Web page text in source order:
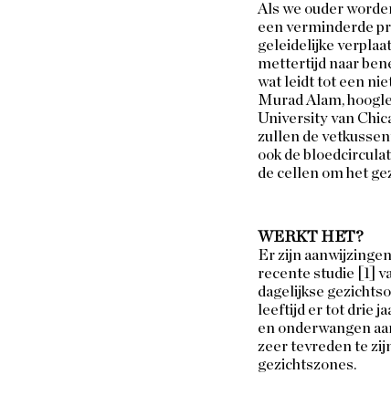
Als we ouder
een verminderde
geleidelijke
mettertijd naar
wat leidt tot een
Murad Alam,
University van
zullen de
ook de
de cellen om het
WERKT HET?
Er zijn
recente studie [1]
dagelijkse
leeftijd er tot drie
en onderwangen
zeer tevreden te
gezichtszones.